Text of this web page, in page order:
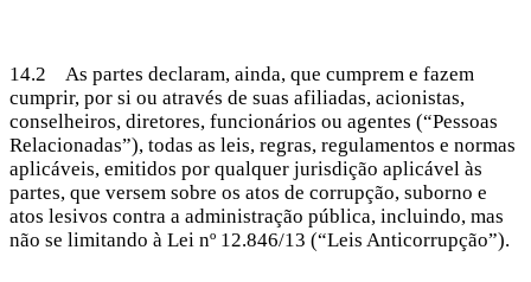
14.2 As partes declaram, ainda, que cumprem e fazem
cumprir, por si ou através de suas afiliadas, acionistas,
conselheiros, diretores, funcionários ou agentes (“Pessoas
Relacionadas”), todas as leis, regras, regulamentos e normas
aplicáveis, emitidos por qualquer jurisdição aplicável às
partes, que versem sobre os atos de corrupção, suborno e
atos lesivos contra a administração pública, incluindo, mas
não se limitando à Lei nº 12.846/13 (“Leis Anticorrupção”).